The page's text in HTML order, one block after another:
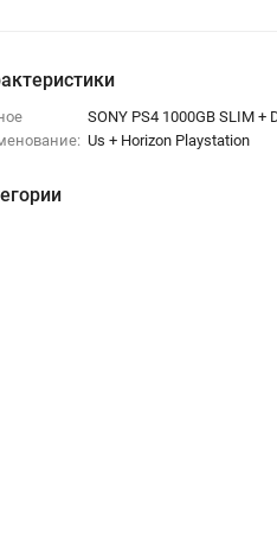
SONY PS4 1000GB SLIM +
Us + Horizon Playstation